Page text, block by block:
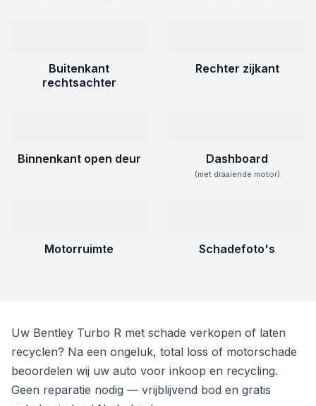
Buitenkant
rechtsachter
Rechter zijkant
Binnenkant open deur Dashboard
(met draaiende motor)
Motorruimte Schadefoto's
Uw Bentley Turbo R met schade verkopen of laten
recyclen? Na een ongeluk, total loss of motorschade
beoordelen wij uw auto voor inkoop en recycling.
Geen reparatie nodig — vrijblijvend bod en gratis